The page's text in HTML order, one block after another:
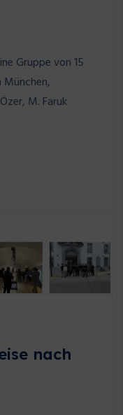
Gruppe von 15
München,
M. Faruk
nach